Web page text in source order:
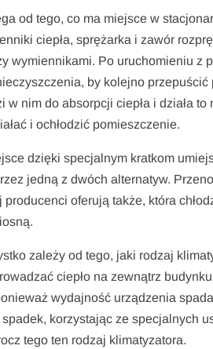
od tego, co ma miejsce w
ciepła, sprężarka i zawór
wymiennikami. Po uruchomieniu z
by kolejno
nim do absorpcji ciepła i działa
i ochłodzić pomieszczenie.
dzięki specjalnym kratkom
jedną z dwóch alternatyw.
oferują także, która
zależy od tego, jaki rodzaj
ciepło na zewnątrz
wydajność urządzenia
korzystając ze specjalnych
tego ten rodzaj klimatyzatora.